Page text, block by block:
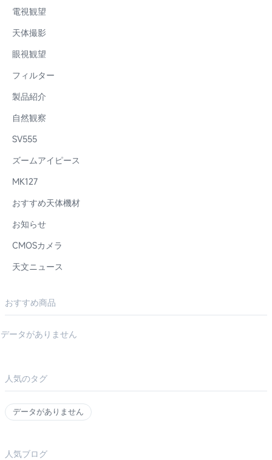
電視観望
天体撮影
眼視観望
フィルター
製品紹介
自然観察
SV555
ズームアイピース
MK127
おすすめ天体機材
お知らせ
CMOSカメラ
天文ニュース
おすすめ商品
データがありません
人気のタグ
データがありません
人気ブログ